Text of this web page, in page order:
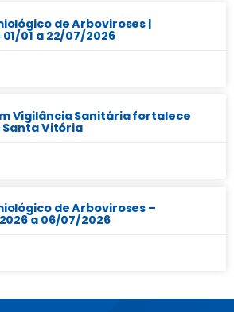
de Arboviroses |
01 a 22/07/2026
Vigilância Sanitária fortalece
Vitória
de Arboviroses –
a 06/07/2026